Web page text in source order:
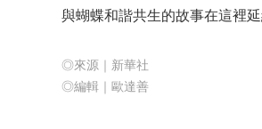
與蝴蝶和諧共生的故事在這裡延
◎來源｜新華社
◎編輯｜歐達善